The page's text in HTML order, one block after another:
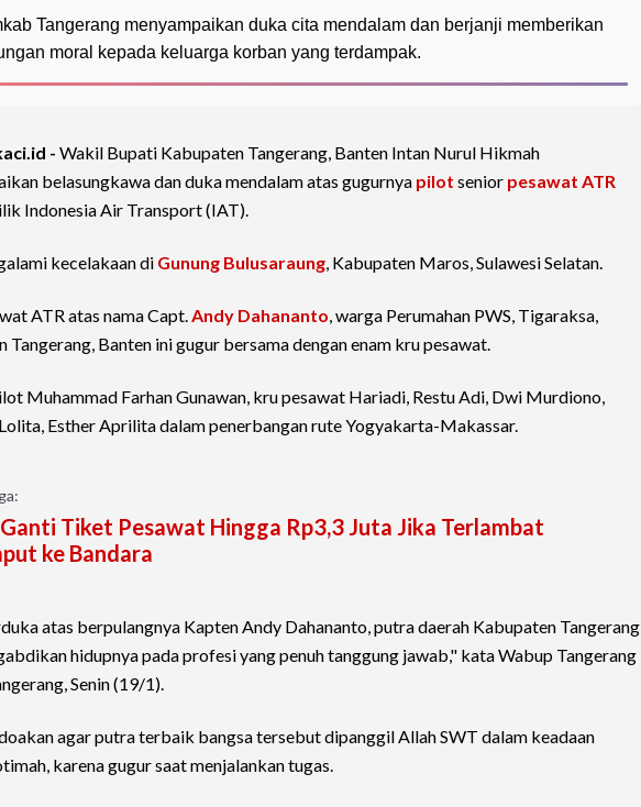
Tangerang menyampaikan duka cita mendalam dan berjanji memberikan
moral kepada keluarga korban yang terdampak.
- Wakil Bupati Kabupaten Tangerang, Banten Intan Nurul Hikmah
belasungkawa dan duka mendalam atas gugurnya pilot senior pesawat ATR
Indonesia Air Transport (IAT).
kecelakaan di Gunung Bulusaraung, Kabupaten Maros, Sulawesi Selatan.
ATR atas nama Capt.Andy Dahananto, warga Perumahan PWS, Tigaraksa,
Tangerang, Banten ini gugur bersama dengan enam kru pesawat.
Muhammad Farhan Gunawan, kru pesawat Hariadi, Restu Adi, Dwi Murdiono,
Esther Aprilita dalam penerbangan rute Yogyakarta-Makassar.
Tiket Pesawat Hingga Rp3,3 Juta Jika Terlambat
ke Bandara
atas berpulangnya Kapten Andy Dahananto, putra daerah Kabupaten Tangerang
hidupnya pada profesi yang penuh tanggung jawab," kata Wabup Tangerang
Senin (19/1).
agar putra terbaik bangsa tersebut dipanggil Allah SWT dalam keadaan
karena gugur saat menjalankan tugas.